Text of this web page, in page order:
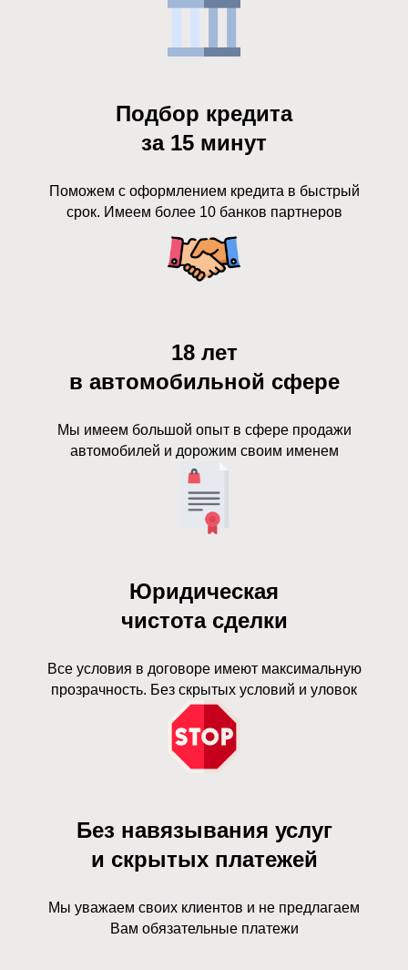
Подбор кредита
за 15 минут
Поможем с оформлением кредита в быстрый
срок. Имеем более 10 банков партнеров
18 лет
в автомобильной сфере
Мы имеем большой опыт в сфере продажи
автомобилей и дорожим своим именем
Юридическая
чистота сделки
Все условия в договоре имеют максимальную
прозрачность. Без скрытых условий и уловок
Без навязывания услуг
и скрытых платежей
Мы уважаем своих клиентов и не предлагаем
Вам обязательные платежи